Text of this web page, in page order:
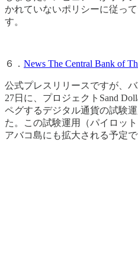
かれていないポリシーに従っ
す。
６． News The Central Bank of
公式プレスリリースですが、
27日に、プロジェクトSand
ペグするデジタル通貨の試験
た。この試験運用（パイロッ
アバコ島にも拡大される予定で